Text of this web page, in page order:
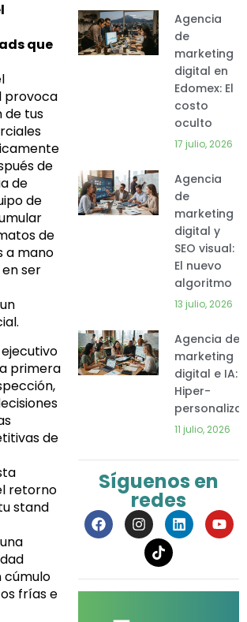
que
provoca
de tus
de
de
de
de
a mano
ser
primera
de
retorno
stand
cúmulo
frías e
Agencia
de
marketing
digital en
Edomex: El
costo
oculto
17 julio, 2026
Agencia
de
marketing
digital y
SEO visual:
El nuevo
algoritmo
13 julio, 2026
Agencia de
marketing
digital e IA:
Hiper-
11 julio, 2026
Síguenos en
redes
F
a
c
I
n
s
L
i
n
Y
o
u